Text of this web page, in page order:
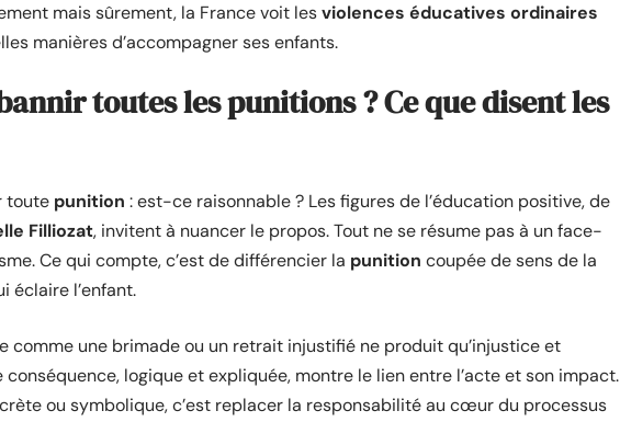
mais sûrement, la France voit lesviolences éducatives ordinaires
manières d’accompagner ses enfants.
toutes les punitions ? Ce que disent les
toute punition : est-ce raisonnable ? Les figures de l’éducation positive, de
Filliozat, invitent à nuancer le propos. Tout ne se résume pas à un face-
Ce qui compte, c’est de différencier la punition coupée de sens de la
éclaire l’enfant.
comme une brimade ou un retrait injustifié ne produit qu’injustice et
conséquence, logique et expliquée, montre le lien entre l’acte et son impact.
ou symbolique, c’est replacer la responsabilité au cœur du processus